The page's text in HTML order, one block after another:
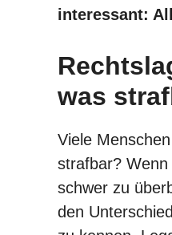
interessant:
was
Viele
strafbar?
schwer zu
den